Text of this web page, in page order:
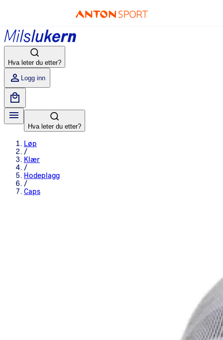
Hva leter du etter?
Logg inn
Hva leter du etter?
Løp
/
Klær
/
Hodeplagg
/
Caps